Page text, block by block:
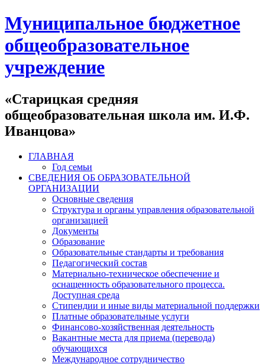
Муниципальное бюджетное
общеобразовательное
учреждение
«Старицкая средняя
общеобразовательная школа им. И.Ф.
Иванцова»
ГЛАВНАЯ
Год семьи
СВЕДЕНИЯ ОБ ОБРАЗОВАТЕЛЬНОЙ
ОРГАНИЗАЦИИ
Основные сведения
Структура и органы управления образовательной
организацией
Документы
Образование
Образовательные стандарты и требования
Педагогический состав
Материально-техническое обеспечение и
оснащенность образовательного процесса.
Доступная среда
Стипендии и иные виды материальной поддержки
Платные образовательные услуги
Финансово-хозяйственная деятельность
Вакантные места для приема (перевода)
обучающихся
Международное сотрудничество